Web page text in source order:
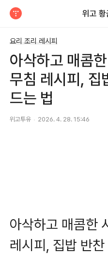
위고 황
요리 조리 레시피
아삭하고 매콤
무침 레시피, 집
드는 법
위고투유 2026. 4. 28. 15:46
아삭하고 매콤한
레시피, 집밥 반